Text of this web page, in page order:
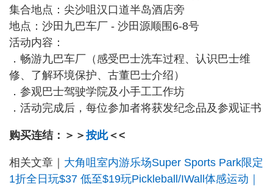
集合地点：尖沙咀汉口道半岛酒店旁
地点：沙田九巴车厂 - 沙田源顺围6-8号
活动内容：
．畅游九巴车厂（⁠感受巴士洗车过程、认识巴士维
修、了解环境保护、古董巴士介绍）
．参观巴士驾驶学院及小手工工作坊
．活动完成后，每位参加者将获发纪念品及参观证书
购买连结：＞＞按此＜<
相关文章｜ 大角咀室内游乐场Super Sports Park限定
1折全日玩$37 低至$19玩Pickleball/IWall体感运动｜